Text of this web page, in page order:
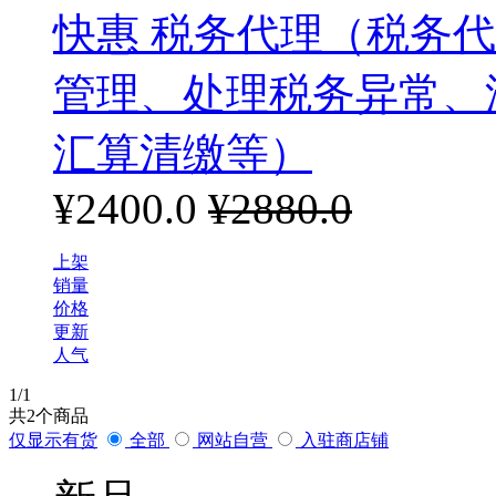
快惠 税务代理（税务
管理、处理税务异常
汇算清缴等）
¥2400.0 ¥2880.0
上架
销量
价格
更新
人气
1/1
共2个商品
仅显示有货
全部 网站自营 入驻商店铺